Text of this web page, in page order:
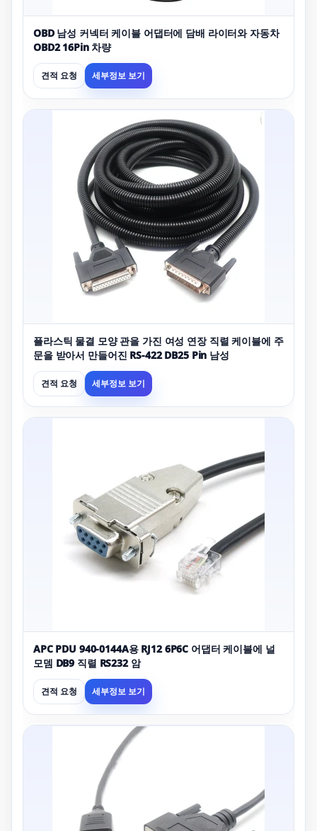
OBD 남성 커넥터 케이블 어댑터에 담배 라이터와 자동차
OBD2 16Pin 차량
견적 요청 세부정보 보기
플라스틱 물결 모양 관을 가진 여성 연장 직렬 케이블에 주
문을 받아서 만들어진 RS-422 DB25 Pin 남성
견적 요청 세부정보 보기
APC PDU 940-0144A용 RJ12 6P6C 어댑터 케이블에 널
모뎀 DB9 직렬 RS232 암
견적 요청 세부정보 보기